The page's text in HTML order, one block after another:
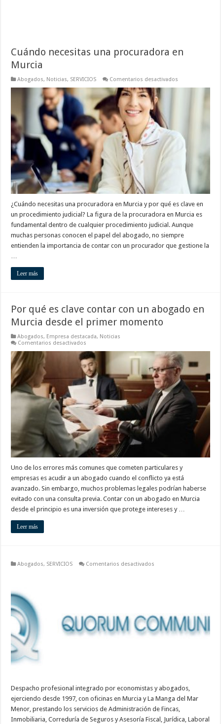
Cuándo necesitas una procuradora en
Murcia
Abogados, Noticias, SERVICIOS Comentarios desactivados
¿Cuándo necesitas una procuradora en Murcia y por qué es clave en
un procedimiento judicial? La figura de la procuradora en Murcia es
fundamental dentro de cualquier procedimiento judicial. Aunque
muchas personas conocen el papel del abogado, no siempre
entienden la importancia de contar con un procurador que gestione la
Leer más
Por qué es clave contar con un abogado en
Murcia desde el primer momento
Abogados, Empresa destacada, Noticias
Comentarios desactivados
qué
es
clave
contar
con
un
abogado
Murcia
desde
primer
momento
Uno de los errores más comunes que cometen particulares y
empresas es acudir a un abogado cuando el conflicto ya está
avanzado. Sin embargo, muchos problemas legales podrían haberse
evitado con una consulta previa. Contar con un abogado en Murcia
desde el principio es una inversión que protege intereses y …
Leer más
Abogados, SERVICIOS Comentarios desactivados
Despacho profesional integrado por economistas y abogados,
ejerciendo desde 1997, con oficinas en Murcia y La Manga del Mar
Menor, prestando los servicios de Administración de Fincas,
Inmobiliaria, Correduría de Seguros y Asesoría Fiscal, Jurídica, Laboral